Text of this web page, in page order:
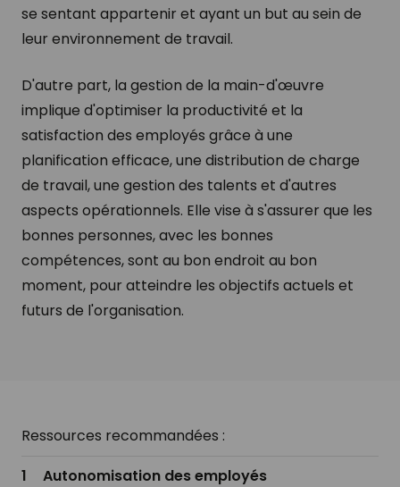
se sentant appartenir et ayant un but au sein de
leur environnement de travail.
D'autre part, la gestion de la main-d'œuvre
implique d'optimiser la productivité et la
satisfaction des employés grâce à une
planification efficace, une distribution de charge
de travail, une gestion des talents et d'autres
aspects opérationnels. Elle vise à s'assurer que les
bonnes personnes, avec les bonnes
compétences, sont au bon endroit au bon
moment, pour atteindre les objectifs actuels et
futurs de l'organisation.
Ressources recommandées :
Autonomisation des employés